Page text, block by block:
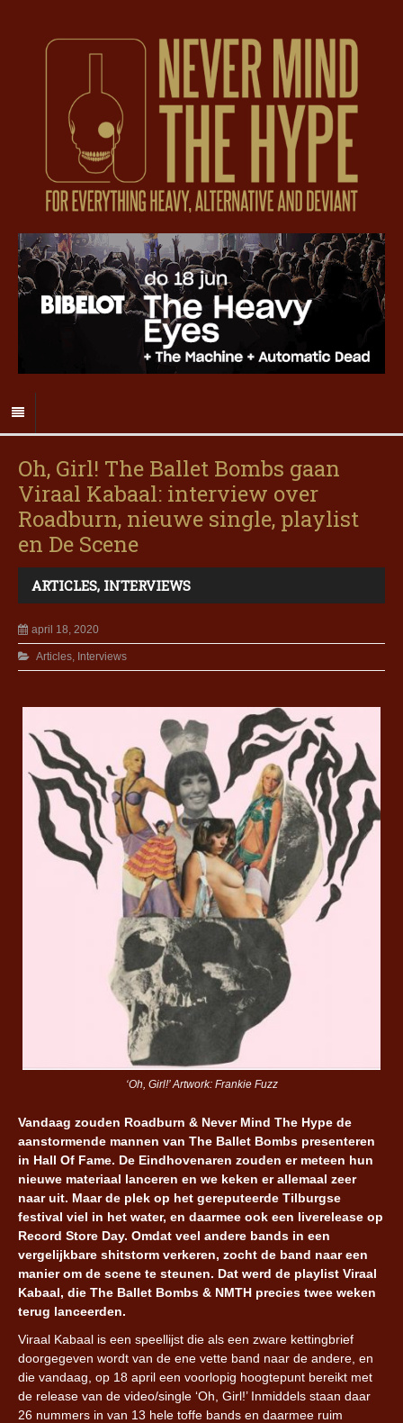
Oh, Girl! The Ballet Bombs gaan
Viraal Kabaal: interview over
Roadburn, nieuwe single, playlist
en De Scene
ARTICLES, INTERVIEWS
april 18, 2020
Articles, Interviews
‘Oh, Girl!’ Artwork: Frankie Fuzz
Vandaag zouden Roadburn & Never Mind The Hype de
aanstormende mannen van The Ballet Bombs presenteren
in Hall Of Fame. De Eindhovenaren zouden er meteen hun
nieuwe materiaal lanceren en we keken er allemaal zeer
naar uit. Maar de plek op het gereputeerde Tilburgse
festival viel in het water, en daarmee ook een liverelease op
Record Store Day. Omdat veel andere bands in een
vergelijkbare shitstorm verkeren, zocht de band naar een
manier om de scene te steunen. Dat werd de playlist Viraal
Kabaal, die The Ballet Bombs & NMTH precies twee weken
terug lanceerden.
Viraal Kabaal is een speellijst die als een zware kettingbrief
doorgegeven wordt van de ene vette band naar de andere, en
die vandaag, op 18 april een voorlopig hoogtepunt bereikt met
de release van de video/single ‘Oh, Girl!’ Inmiddels staan daar
26 nummers in van 13 hele toffe bands en daarmee ruim